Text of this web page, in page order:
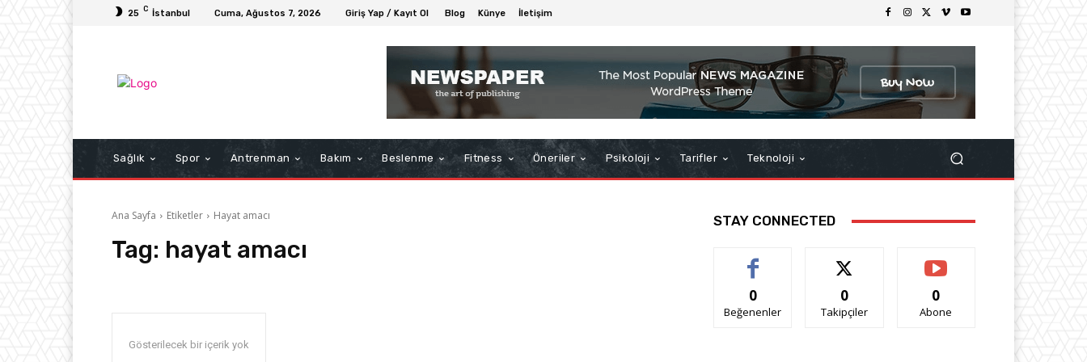
25 C İstanbul Cuma, Ağustos 7, 2026 Giriş Yap / Kayıt Ol Blog Künye İletişim
Sağlık Spor Antrenman Bakım Beslenme Fitness Öneriler Psikoloji Tarifler Teknoloji
Ana Sayfa Etiketler Hayat amacı
Tag: hayat amacı
Gösterilecek bir içerik yok
STAY CONNECTED
0
Beğenenler
0
Takipçiler
0
Abone